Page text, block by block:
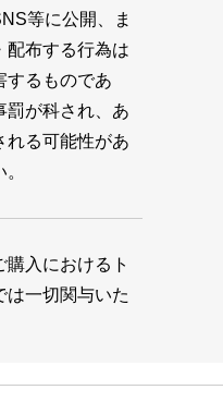
等に公開、ま
配布する行為は
するものであ
罰が科され、あ
れる可能性があ
入におけるト
は一切関与いた